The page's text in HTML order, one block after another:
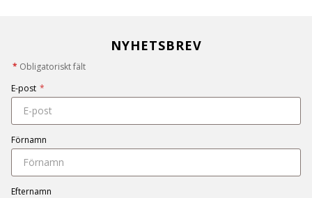
NYHETSBREV
* Obligatoriskt fält
E-post *
Förnamn
Efternamn